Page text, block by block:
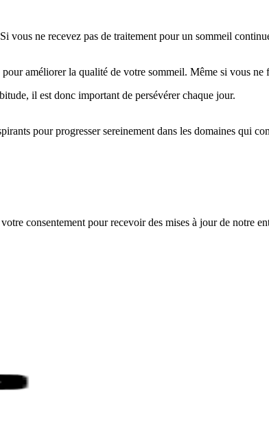
vous ne recevez pas de traitement pour un sommeil
améliorer la qualité de votre sommeil. Même si vous
il est donc important de persévérer chaque jour.
pour progresser sereinement dans les domaines qui
consentement pour recevoir des mises à jour de notre